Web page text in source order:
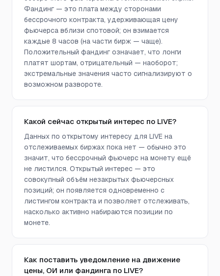
Фандинг — это плата между сторонами
бессрочного контракта, удерживающая цену
фьючерса вблизи спотовой; он взимается
каждые 8 часов (на части бирж — чаще).
Положительный фандинг означает, что лонги
платят шортам, отрицательный — наоборот;
экстремальные значения часто сигнализируют о
возможном развороте.
Какой сейчас открытый интерес по LIVE?
Данных по открытому интересу для LIVE на
отслеживаемых биржах пока нет — обычно это
значит, что бессрочный фьючерс на монету ещё
не листился. Открытый интерес — это
совокупный объём незакрытых фьючерсных
позиций; он появляется одновременно с
листингом контракта и позволяет отслеживать,
насколько активно набираются позиции по
монете.
Как поставить уведомление на движение
цены, ОИ или фандинга по LIVE?